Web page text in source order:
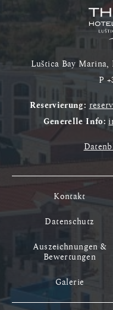
Luštica Bay
P
Reservierung:
Generelle Info:
Kontakt
Datenschutz
Auszeichnungen &
Bewertungen
Galerie